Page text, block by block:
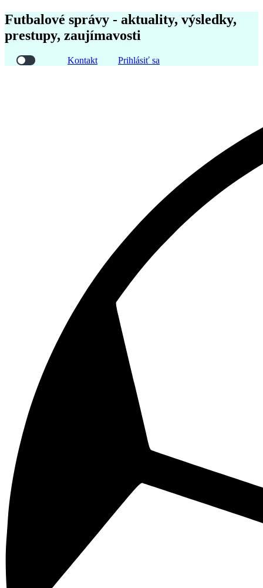
Futbalové správy - aktuality, výsledky,
prestupy, zaujímavosti
Kontakt Prihlásiť sa